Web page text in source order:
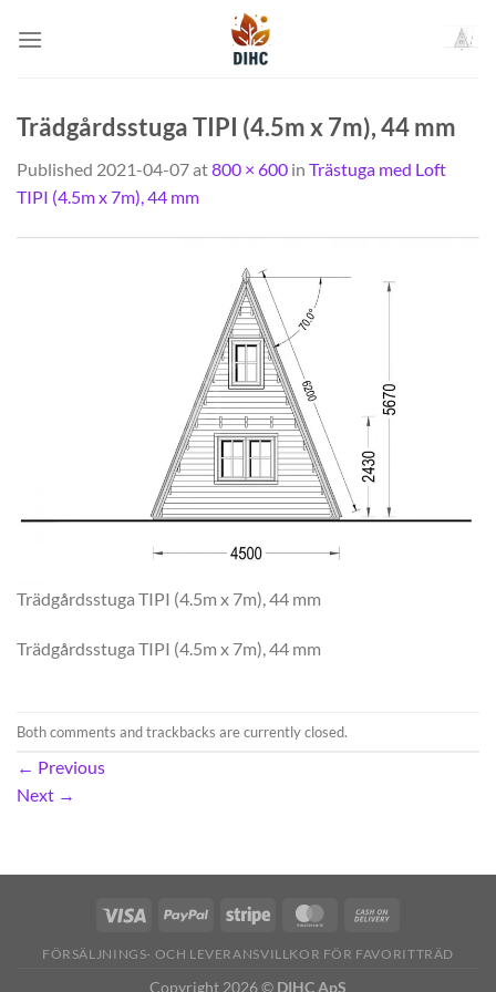
Trädgårdsstuga TIPI (4.5m x 7m), 44 mm
Published 2021-04-07at800 × 600 in Trästuga med Loft
TIPI (4.5m x 7m), 44 mm
Trädgårdsstuga TIPI (4.5m x 7m), 44 mm
Trädgårdsstuga TIPI (4.5m x 7m), 44 mm
Both comments and trackbacks are currently closed.
← Previous
Next →
FÖRSÄLJNINGS- OCH LEVERANSVILLKOR FÖR FAVORITTRÄD
Copyright 2026 © DIHC ApS